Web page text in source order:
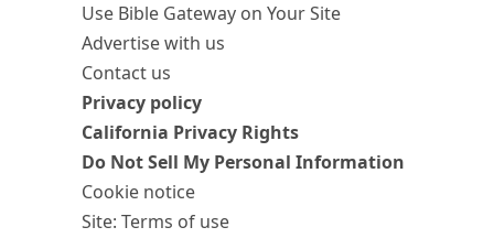
Use Bible Gateway on Your Site
Advertise with us
Contact us
Privacy policy
California Privacy Rights
Do Not Sell My Personal Information
Cookie notice
Site: Terms of use